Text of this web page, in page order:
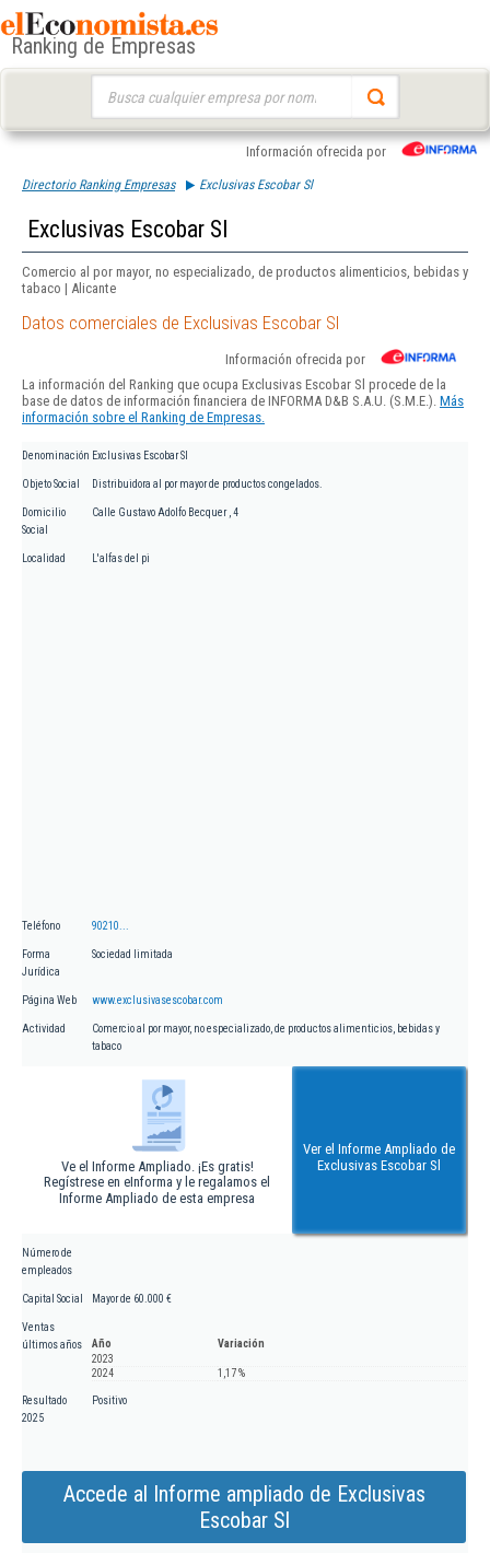
Ranking de Empresas
Información ofrecida por
Directorio Ranking Empresas Exclusivas Escobar Sl
Exclusivas Escobar Sl
Comercio al por mayor, no especializado, de productos alimenticios, bebidas y
tabaco | Alicante
Datos comerciales de Exclusivas Escobar Sl
Información ofrecida por
La información del Ranking que ocupa Exclusivas Escobar Sl procede de la
base de datos de información financiera de INFORMA D&B S.A.U. (S.M.E.). Más
información sobre el Ranking de Empresas.
Denominación Exclusivas Escobar Sl
Objeto Social Distribuidora al por mayor de productos congelados.
Domicilio
Social
Calle Gustavo Adolfo Becquer , 4
Localidad L'alfas del pi
Teléfono 90210...
Forma
Jurídica
Sociedad limitada
Página Web www.exclusivasescobar.com
Actividad
Comercio al por mayor, no especializado, de productos alimenticios, bebidas y
tabaco
Ve el Informe Ampliado. ¡Es gratis!
Regístrese en eInforma y le regalamos el
Informe Ampliado de esta empresa
Ver el Informe Ampliado de
Exclusivas Escobar Sl
Número de
empleados
Capital Social Mayor de 60.000 €
Ventas
últimos años
Año
Variación
2023
2024
1,17 %
Resultado
2025
Positivo
Accede al Informe ampliado de Exclusivas
Escobar Sl